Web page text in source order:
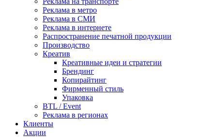
Реклама в метро
Реклама в СМИ
Реклама в интернете
Распространение печатной продукции
Производство
Креатив
Креативные идеи и стратегии
Брендинг
Копирайтинг
Фирменный стиль
Упаковка
BTL / Event
Реклама в регионах
Клиенты
Акции